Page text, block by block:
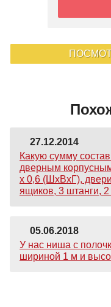
27.12.2014
Какую сумму
дверным
х 0,6 (ШхВхГ),
ящиков, 3 штанги, 2
05.06.2018
У нас ниша с
шириной 1 м и